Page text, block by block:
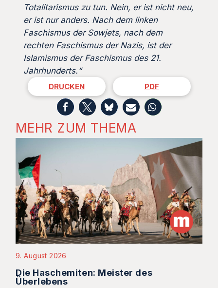
Totalitarismus zu tun. Nein, er ist nicht neu,
er ist nur anders. Nach dem linken
Faschismus der Sowjets, nach dem
rechten Faschismus der Nazis, ist der
Islamismus der Faschismus des 21.
Jahrhunderts.“
DRUCKEN PDF
MEHR ZUM THEMA
9. August 2026
Die Haschemiten: Meister des
Überlebens